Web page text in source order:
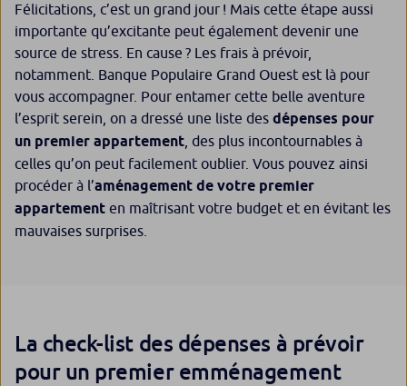
Félicitations, c’est un grand jour ! Mais cette étape aussi
importante qu’excitante peut également devenir une
source de stress. En cause ? Les frais à prévoir,
notamment. Banque Populaire Grand Ouest est là pour
vous accompagner. Pour entamer cette belle aventure
l’esprit serein, on a dressé une liste des dépenses pour
un premier appartement , des plus incontournables à
celles qu’on peut facilement oublier. Vous pouvez ainsi
procéder à l’aménagement de votre premier
appartement en maîtrisant votre budget et en évitant les
mauvaises surprises.
La check-list des dépenses à prévoir
pour un premier emménagement